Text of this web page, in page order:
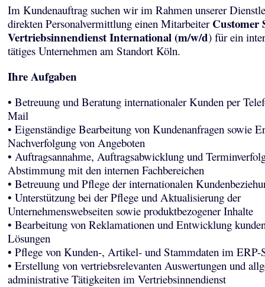
Im Kundenauftrag suchen wir im Rahmen unserer
direkten Personalvermittlung einen Mitarbeiter Customer
Vertriebsinnendienst International (m/w/d) für ein
tätiges Unternehmen am Standort Köln.
Ihre Aufgaben
• Betreuung und Beratung internationaler Kunden per
Mail
• Eigenständige Bearbeitung von Kundenanfragen sowie
Nachverfolgung von Angeboten
• Auftragsannahme, Auftragsabwicklung und
Abstimmung mit den internen Fachbereichen
• Betreuung und Pflege der internationalen
• Unterstützung bei der Pflege und Aktualisierung der
Unternehmenswebseiten sowie produktbezogener Inhalte
• Bearbeitung von Reklamationen und Entwicklung
Lösungen
• Pflege von Kunden-, Artikel- und Stammdaten im ERP-
• Erstellung von vertriebsrelevanten Auswertungen und
administrative Tätigkeiten im Vertriebsinnendienst